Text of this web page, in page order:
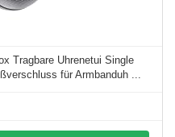
Tragbare Uhrenetui Single
für Armbanduh ...